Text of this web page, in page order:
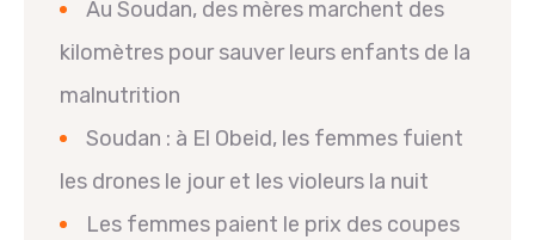
Au Soudan, des mères marchent des
kilomètres pour sauver leurs enfants de la
malnutrition
Soudan : à El Obeid, les femmes fuient
les drones le jour et les violeurs la nuit
Les femmes paient le prix des coupes